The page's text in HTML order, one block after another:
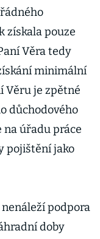
získala pouze
Věra tedy
minimální
Věru je zpětné
důchodového
na úřadu práce
pojištění jako
nenáleží podpora
doby